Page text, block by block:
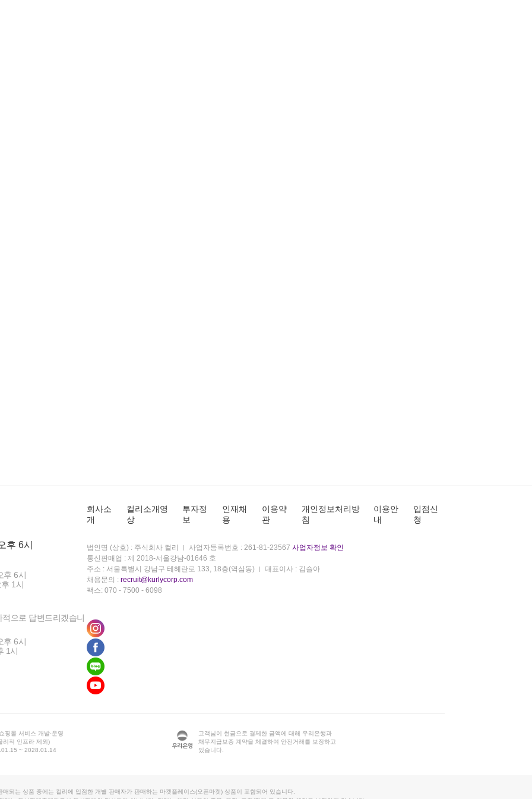
후 6시
후 6시
1시
으로 답변드리겠습니
후 6시
1시
회사소
개
컬리소개영
상
투자정
보
인재채
용
이용약
관
개인정보처리방
침
이용안
내
입점신
청
법인명 (상호) : 주식회사 컬리 사업자등록번호 : 261-81-23567 사업자정보 확인
통신판매업 : 제 2018-서울강남-01646 호
주소 : 서울특별시 강남구 테헤란로 133, 18층(역삼동)
대표이사 : 김슬아
채용문의 : recruit@kurlycorp.com
팩스: 070 - 7500 - 6098
핑몰 서비스 개발·운영
리적 인프라 제외)
~ 2028.01.14
고객님이 현금으로 결제한 금액에 대해 우리은행과
채무지급보증 계약을 체결하여 안전거래를 보장하고
있습니다.
매되는 상품 중에는 컬리에 입점한 개별 판매자가 판매하는 마켓플레이스(오픈마켓) 상품이 포함되어 있습니다.